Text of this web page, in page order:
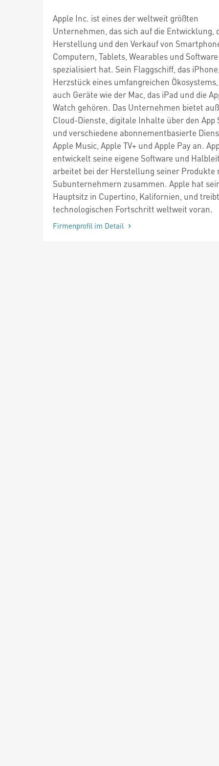
Apple Inc. ist eines der weltweit größten
Unternehmen, das sich auf die Entwicklung,
Herstellung und den Verkauf von
Computern, Tablets, Wearables und Software
spezialisiert hat. Sein Flaggschiff, das
Herzstück eines umfangreichen
auch Geräte wie der Mac, das iPad und die
Watch gehören. Das Unternehmen bietet
Cloud-Dienste, digitale Inhalte über den App
und verschiedene abonnementbasierte
Apple Music, Apple TV+ und Apple Pay an.
entwickelt seine eigene Software und
arbeitet bei der Herstellung seiner Produkte
Subunternehmern zusammen. Apple hat
Hauptsitz in Cupertino, Kalifornien, und
technologischen Fortschritt weltweit voran.
Firmenprofil im Detail